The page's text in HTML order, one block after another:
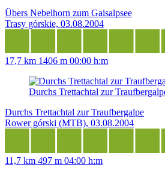
Übers Nebelhorn zum Gaisalpsee
Trasy górskie, 03.08.2004
17,7 km 1406 m 00:00 h:m
Durchs Trettachtal zur
Durchs Trettachtal zur Traufbergalpe
Rower górski (MTB), 03.08.2004
11,7 km 497 m 04:00 h:m